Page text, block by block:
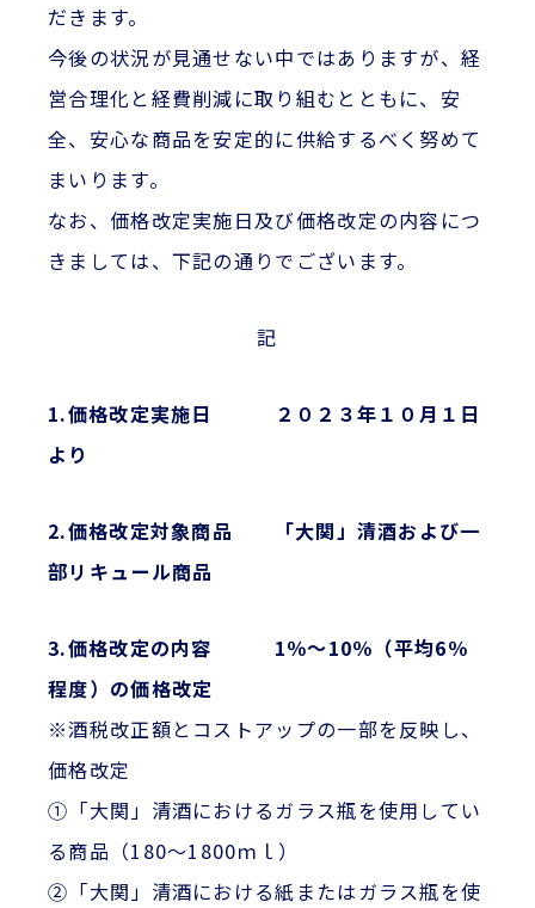
だきます。
今後の状況が見通せない中ではありますが、経
営合理化と経費削減に取り組むとともに、安
全、安心な商品を安定的に供給するべく努めて
まいります。
なお、価格改定実施日及び価格改定の内容につ
きましては、下記の通りでございます。
記
1.価格改定実施日 ２０２３年１０月１日
より
2.価格改定対象商品 「大関」清酒および一
部リキュール商品
3.価格改定の内容 1％～10％（平均6％
程度）の価格改定
※酒税改正額とコストアップの一部を反映し、
価格改定
①「大関」清酒におけるガラス瓶を使用してい
る商品（180～1800ｍｌ）
②「大関」清酒における紙またはガラス瓶を使